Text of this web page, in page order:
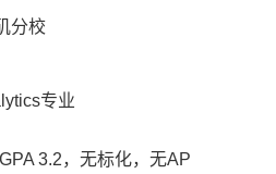
分校
专业
3.2，无标化，无AP